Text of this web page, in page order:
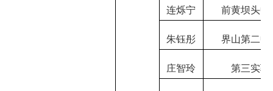
连烁宁 前黄坝头中
朱钰彤 界山第二中
庄智玲 第三实验